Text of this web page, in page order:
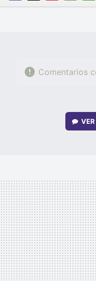
FACEBOOK
TWITTERFLIPBOARD
E-
Comentarios
VER